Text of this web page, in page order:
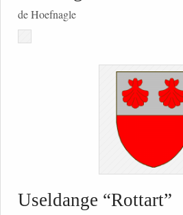
de Hoefnagle
Useldange “Rottart”